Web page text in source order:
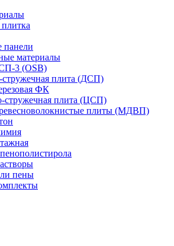
панели
материалы
3 (OSB)
стружечная плита (ДСП)
ФК
стружечная плита (ЦСП)
плиты (МДВП)
пены